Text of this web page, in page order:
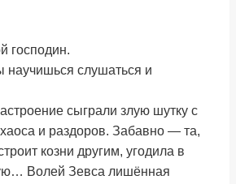
господин.
научишься слушаться и
сыграли злую шутку с
и раздоров. Забавно — та,
козни другим, угодила в
Волей Зевса лишённая